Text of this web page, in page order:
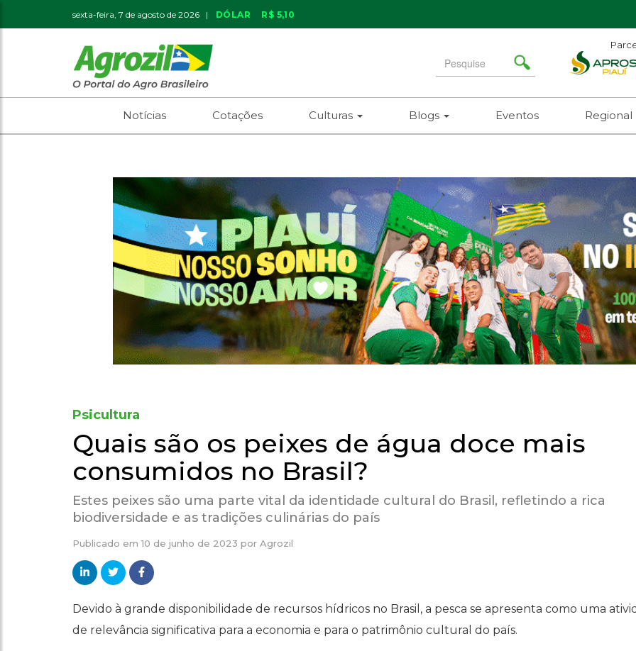
sexta-feira, 7 de agosto de 2026 | DÓLAR R$ 5,10
Search
for
Notícias Cotações Culturas Blogs Eventos Regional
Psicultura
Quais são os peixes de água doce mais
consumidos no Brasil?
Estes peixes são uma parte vital da identidade cultural do Brasil, refletindo a rica
biodiversidade e as tradições culinárias do país
Publicado em10 de junho de 2023 por Agrozil
Devido à grande disponibilidade de recursos hídricos no Brasil, a pesca se apresenta como uma
de relevância significativa para a economia e para o patrimônio cultural do país.